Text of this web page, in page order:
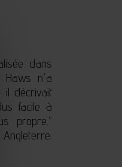
dans
Haws n'a
il décrivait
facile à
propre."